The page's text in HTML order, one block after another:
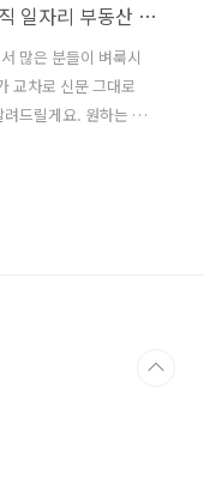
교차로 신문그대로보기 지역별 구인구직 일자리 부동산 매물정보 보는법
많은 분들이 벼룩시
교차로 신문 그대로
드릴게요. 원하는 지
룩시장 신문그대로
용하면 각 지역에 대